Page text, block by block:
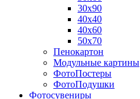
30х90
40х40
40х60
50х70
Пенокартон
Модульные картины
ФотоПостеры
ФотоПодушки
Фотоcувениры